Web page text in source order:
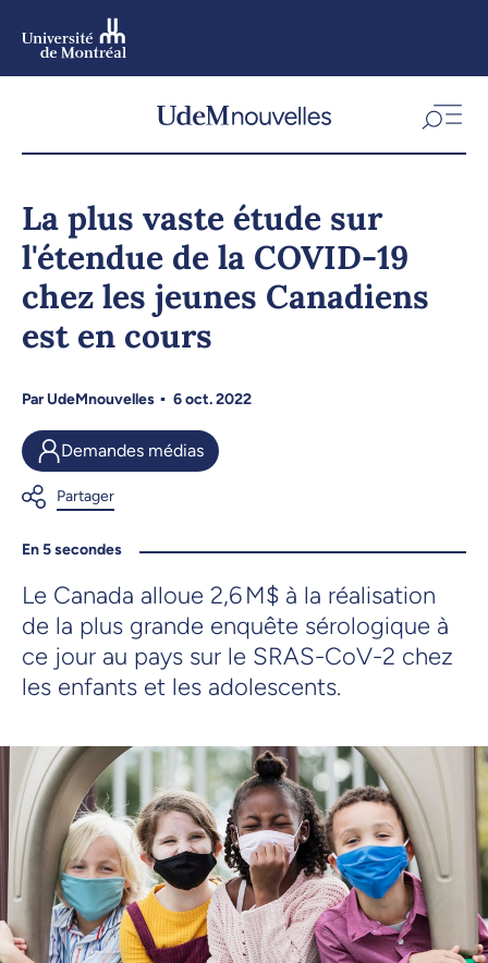
La plus vaste étude sur
l'étendue de la COVID-19
chez les jeunes Canadiens
est en cours
ParUdeMnouvelles 6 oct. 2022
Demandes médias
En 5 secondes
Le Canada alloue 2,6 M$ à la réalisation
de la plus grande enquête sérologique à
ce jour au pays sur le SRAS-CoV-2 chez
les enfants et les adolescents.